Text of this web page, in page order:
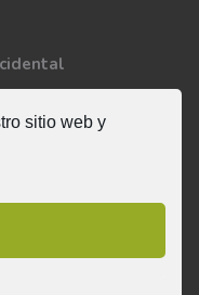
sitio web y